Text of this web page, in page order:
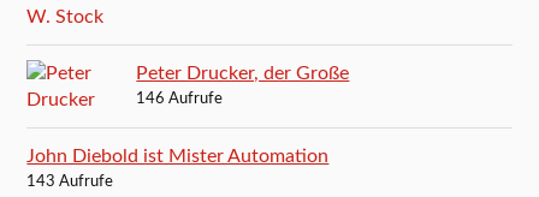
Peter Drucker, der Große
John Diebold ist Mister Automation